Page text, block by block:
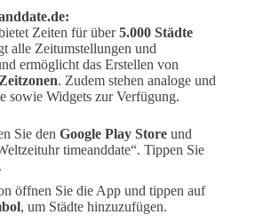
Zeiten für über5.000 Städte
alle Zeitumstellungen und
ermöglicht das Erstellen von
. Zudem stehen analoge und
sowie Widgets zur Verfügung.
Sie den Google Play Store und
timeanddate“. Tippen Sie
.
öffnen Sie die App und tippen auf
, um Städte hinzuzufügen.